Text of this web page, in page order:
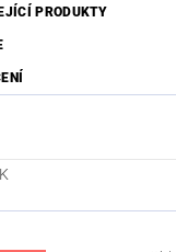
PRODUKTY